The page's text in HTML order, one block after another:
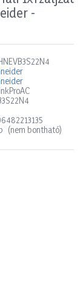
-
(nem bontható)